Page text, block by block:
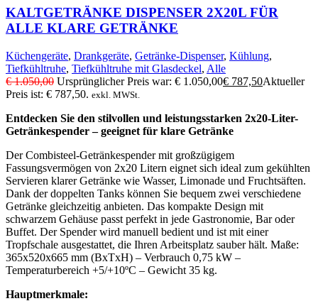
KALTGETRÄNKE DISPENSER 2X20L FÜR
ALLE KLARE GETRÄNKE
Küchengeräte, Drankgeräte, Getränke-Dispenser, Kühlung,
Tiefkühltruhe, Tiefkühltruhe mit Glasdeckel, Alle
€1.050,00 Ursprünglicher Preis war: € 1.050,00€ 787,50Aktueller
Preis ist: € 787,50. exkl. MWSt.
Entdecken Sie den stilvollen und leistungsstarken 2x20-Liter-
Getränkespender – geeignet für klare Getränke
Der Combisteel-Getränkespender mit großzügigem
Fassungsvermögen von 2x20 Litern eignet sich ideal zum gekühlten
Servieren klarer Getränke wie Wasser, Limonade und Fruchtsäften.
Dank der doppelten Tanks können Sie bequem zwei verschiedene
Getränke gleichzeitig anbieten. Das kompakte Design mit
schwarzem Gehäuse passt perfekt in jede Gastronomie, Bar oder
Buffet. Der Spender wird manuell bedient und ist mit einer
Tropfschale ausgestattet, die Ihren Arbeitsplatz sauber hält. Maße:
365x520x665 mm (BxTxH) – Verbrauch 0,75 kW –
Temperaturbereich +5/+10ºC – Gewicht 35 kg.
Hauptmerkmale: